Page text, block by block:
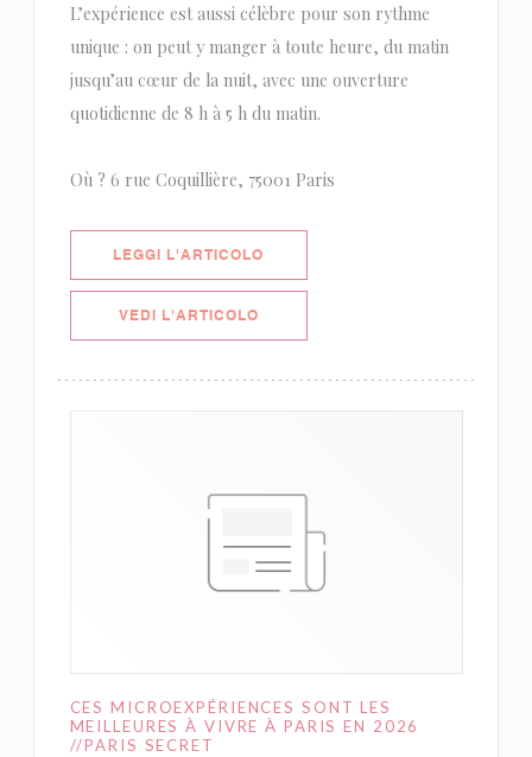
L’expérience est aussi célèbre pour son rythme
unique : on peut y manger à toute heure, du matin
jusqu’au cœur de la nuit, avec une ouverture
quotidienne de 8 h à 5 h du matin.
Où ? 6 rue Coquillière, 75001 Paris
LEGGI L'ARTICOLO
VEDI L'ARTICOLO((APRE UNA NUOVA FINESTRA))
CES MICROEXPÉRIENCES SONT LES
MEILLEURES À VIVRE À PARIS EN 2026
//PARIS SECRET